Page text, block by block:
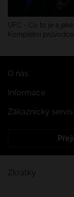
UFC - Co to je a
Kompletní průvodce
O nás
Informace
Zákaznický servis